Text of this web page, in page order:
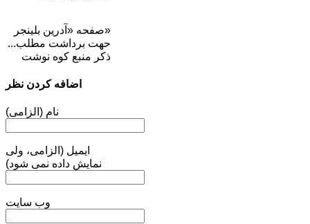
صفحه «آدرین بلینجر»
حهت برداشت مطلب...
ذکر منبع کوه نوشت
اضافه کردن نظر
نام (الزامی)
ایمیل (الزامی، ولی
نمایش داده نمی شود)
وب سایت